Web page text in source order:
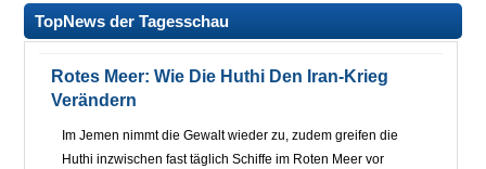
TopNews der Tagesschau
Rotes Meer: Wie Die Huthi Den Iran-Krieg
Verändern
Im Jemen nimmt die Gewalt wieder zu, zudem greifen die
Huthi inzwischen fast täglich Schiffe im Roten Meer vor